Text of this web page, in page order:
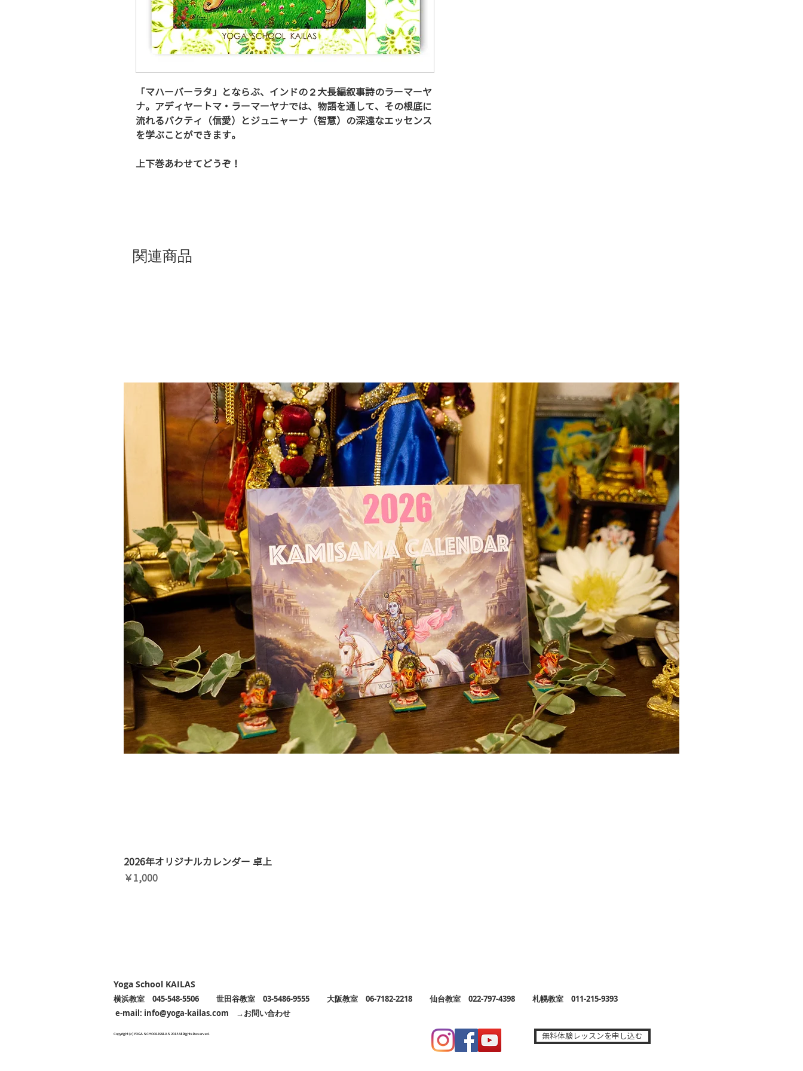
「マハーバーラタ」とならぶ、インドの２大長編叙事詩のラーマーヤ
ナ。アディヤートマ・ラーマーヤナでは、物語を通して、その根底に
流れるバクティ（信愛）とジュニャーナ（智慧）の深遠なエッセンス
を学ぶことができます。
上下巻あわせてどうぞ！
関連商品
2026年オリジナルカレンダー 卓上
価格
￥1,000
Yoga School KAILAS
横浜教室 045-548-5506 世田谷教室 03-5486-9555 大阪教室 06-7182-2218 仙台教室 022-797-4398 札幌教室 011-215-9393
e-mail: info@yoga-kailas.com →お問い合わせ
Copyright (c) YOGA SCHOOL KAILAS 2013 All Rights Reserved. 無料体験レッスンを申し込む